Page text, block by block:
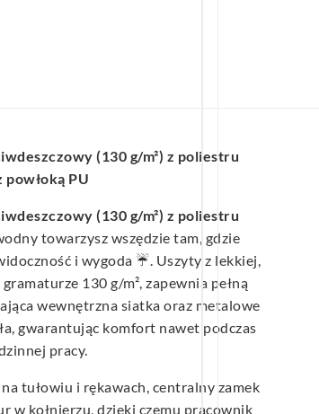
(130 g/m²) z poliestru
powłoką PU
(130 g/m²) z poliestru
towarzysz wszędzie tam, gdzie
i wygoda ☔. Uszyty z lekkiej,
130 g/m², zapewnia pełną
wewnętrzna siatka oraz metalowe
gwarantując komfort nawet podczas
pracy.
na tułowiu i rękawach, centralny zamek
w kołnierzu, dzięki czemu pracownik